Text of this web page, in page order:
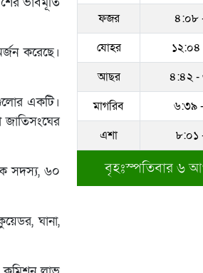
করেছে।
একটি।
জাতিসংঘের
সদস্য, ৬০
ঘানা,
সম্পদের
নকল
অবশেষে
শফিউল্লাহ
১৮ জুলাই
গ্রাহকরা
শেরে
ফজর
৪:০৮
যোহর
আছর
৪:৪২ -
মাগরিব
৬:৩৯ -
এশা
৮:০১
বৃহঃস্পতিবার ৬